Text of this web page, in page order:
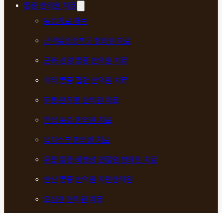
통증 한의원 치료
통증치료 허브
근막통증증후군 한의원 치료
근육·신경 통증 한의원 치료
기타 통증 질환 한의원 치료
두통·편두통 한의원 치료
만성 통증 한의원 치료
목디스크 한의원 치료
무릎 통증·퇴행성 관절염 한의원 치료
안산 통증 한의원 자민한의원
오십견 한의원 치료